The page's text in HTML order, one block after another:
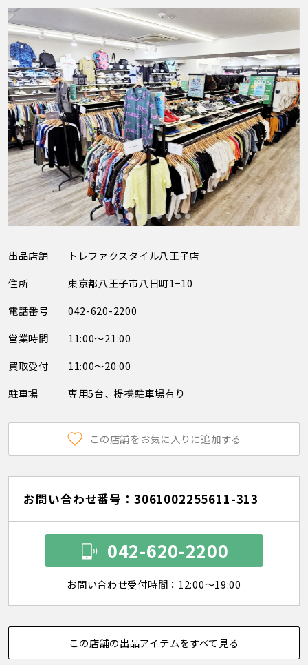
出品店舗
トレファクスタイル八王子店
住所
東京都八王子市八日町1−10
電話番号
042-620-2200
営業時間
11:00～21:00
買取受付
11:00～20:00
駐車場
専用5台、提携駐車場有り
この店舗をお気に入りに追加する
お問い合わせ番号：3061002255611-313
042-620-2200
お問い合わせ受付時間：12:00～19:00
この店舗の出品アイテムをすべて見る